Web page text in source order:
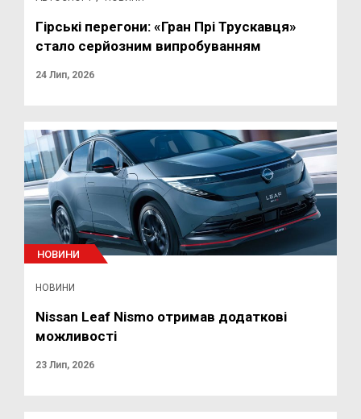
Гірські перегони: «Гран Прі Трускавця»
стало серйозним випробуванням
24 Лип, 2026
НОВИНИ
НОВИНИ
Nissan Leaf Nismo отримав додаткові
можливості
23 Лип, 2026